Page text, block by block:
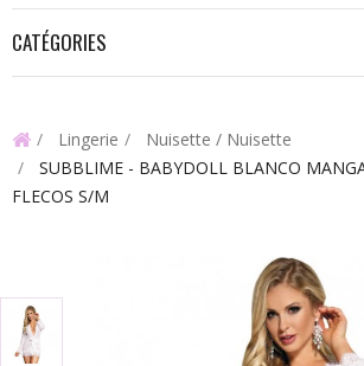
CATÉGORIES
Lingerie
Nuisette / Nuisette
SUBBLIME - BABYDOLL BLANCO
FLECOS S/M